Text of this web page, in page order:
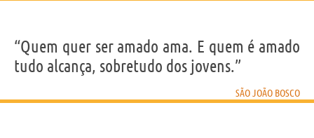
“Quem quer ser amado ama. E quem é amado
tudo alcança, sobretudo dos jovens.”
SÃO JOÃO BOSCO